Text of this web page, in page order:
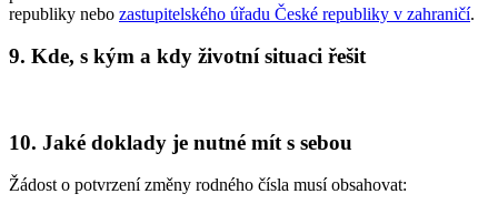
republiky nebo zastupitelského úřadu České republiky v zahraničí.
9. Kde, s kým a kdy životní situaci řešit
10. Jaké doklady je nutné mít s sebou
Žádost o potvrzení změny rodného čísla musí obsahovat: